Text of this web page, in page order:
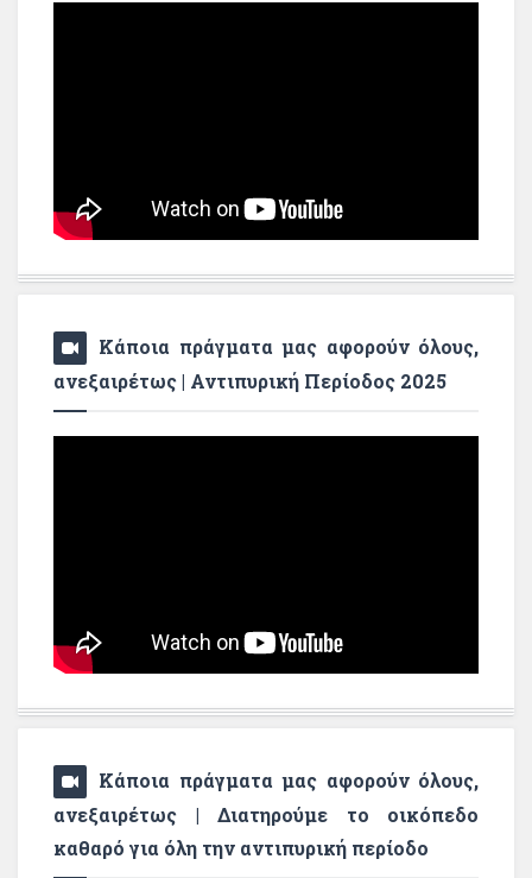
Κάποια πράγματα μας αφορούν όλους,
ανεξαιρέτως | Αντιπυρική Περίοδος 2025
Κάποια πράγματα μας αφορούν όλους,
ανεξαιρέτως | Διατηρούμε το οικόπεδο
καθαρό για όλη την αντιπυρική περίοδο